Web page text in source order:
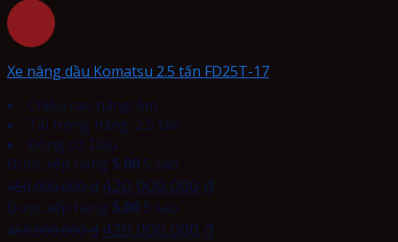
Xe nâng dầu Komatsu 2.5 tấn FD25T-17
Chiều cao nâng: 6m
Tải trọng nâng: 2,5 tấn
Động cơ: Dầu
Được xếp hạng 5.00 5 sao
450,000,000₫ 420,000,000 ₫
Được xếp hạng 5.00 5 sao
450,000,000₫ 420,000,000 ₫